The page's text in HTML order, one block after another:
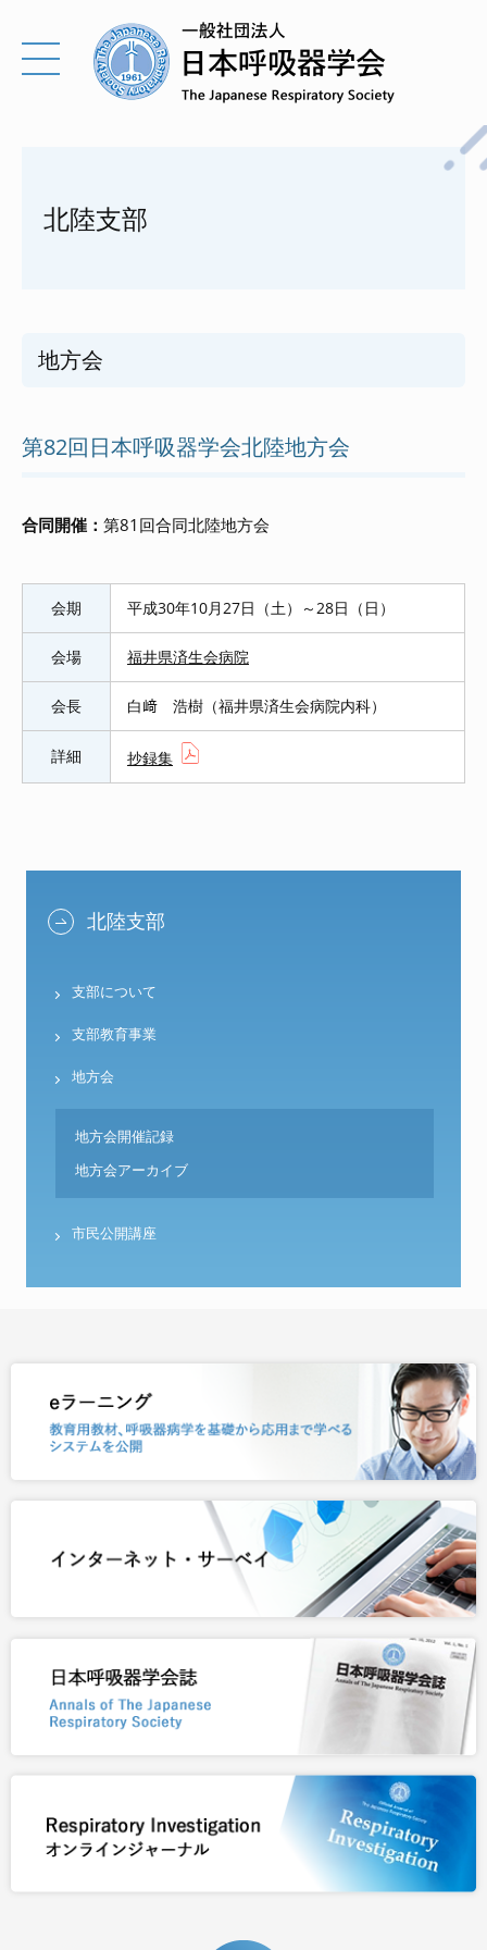
北陸支部
地方会
第82回日本呼吸器学会北陸地方会
合同開催： 第81回合同北陸地方会
会期 平成30年10月27日（土）～28日（日）
会場 福井県済生会病院
会長 白﨑 浩樹（福井県済生会病院内科）
詳細 抄録集
北陸支部
支部について
支部教育事業
地方会
地方会開催記録
地方会アーカイブ
市民公開講座